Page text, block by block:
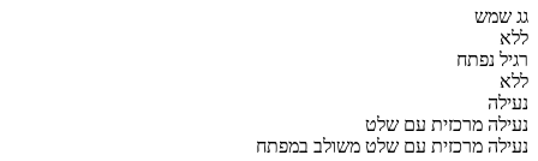
גג שמש
ללא
רגיל נפתח
ללא
נעילה
נעילה מרכזית עם שלט
נעילה מרכזית עם שלט משולב במפתח